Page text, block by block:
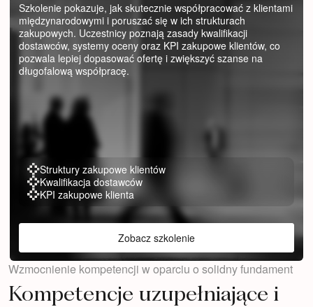
Szkolenie pokazuje, jak skutecznie współpracować z klientami
międzynarodowymi i poruszać się w ich strukturach
zakupowych. Uczestnicy poznają zasady kwalifikacji
dostawców, systemy oceny oraz KPI zakupowe klientów, co
pozwala lepiej dopasować ofertę i zwiększyć szanse na
długofalową współpracę.
Struktury zakupowe klientów
Kwalifikacja dostawców
KPI zakupowe klienta
Zobacz szkolenie
Wzmocnienie kompetencji w oparciu o solidny fundament
Kompetencje uzupełniające i